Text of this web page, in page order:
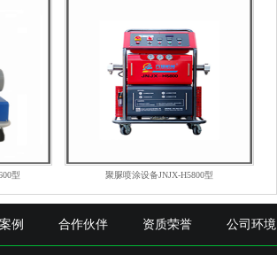
型 聚脲喷涂设备JNJX-H5800型
例 合作伙伴 资质荣誉 公司环境